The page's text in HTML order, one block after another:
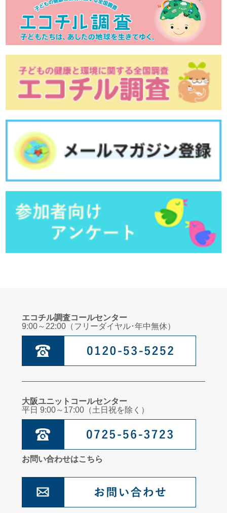
エコチル調査コールセンター
9:00～22:00（フリーダイヤル･年中無休）
大阪ユニットコールセンター
平日 9:00～17:00（土日祝を除く）
お問い合わせはこちら